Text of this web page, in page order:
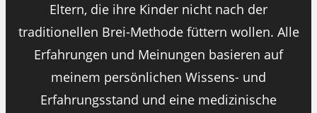
Eltern, die ihre Kinder nicht nach der
traditionellen Brei-Methode füttern wollen. Alle
Erfahrungen und Meinungen basieren auf
meinem persönlichen Wissens- und
Erfahrungsstand und eine medizinische